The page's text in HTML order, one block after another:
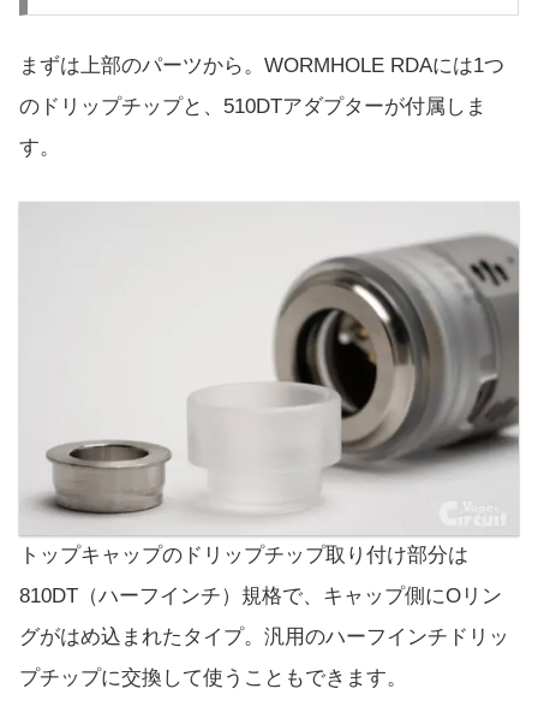
まずは上部のパーツから。WORMHOLE RDAには1つ
のドリップチップと、510DTアダプターが付属しま
す。
トップキャップのドリップチップ取り付け部分は
810DT（ハーフインチ）規格で、キャップ側にOリン
グがはめ込まれたタイプ。汎用のハーフインチドリッ
プチップに交換して使うこともできます。